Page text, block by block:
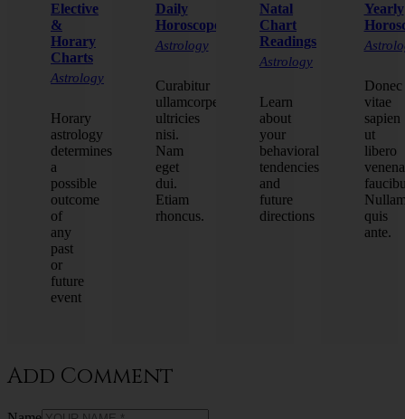
Elective
&
Horary
Charts
Astrology
Horary
astrology
determines
a
possible
outcome
of
any
past
or
future
event
Daily
Horoscope
Astrology
Curabitur
ullamcorper
ultricies
nisi.
Nam
eget
dui.
Etiam
rhoncus.
Natal
Chart
Readings
Astrology
Learn
about
your
behavioral
tendencies
and
future
directions
Yearly
Donec
vitae
sapien
ut
libero
quis
ante.
Add Comment